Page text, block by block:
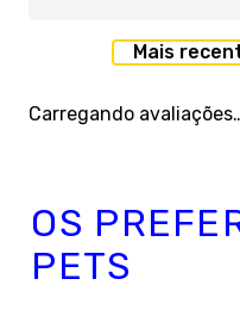
Mais
Carregando
OS
PETS